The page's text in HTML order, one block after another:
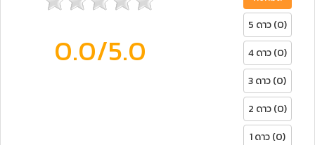
0.0/5.0
5 ดาว (0)
4 ดาว (0)
3 ดาว (0)
2 ดาว (0)
1 ดาว (0)